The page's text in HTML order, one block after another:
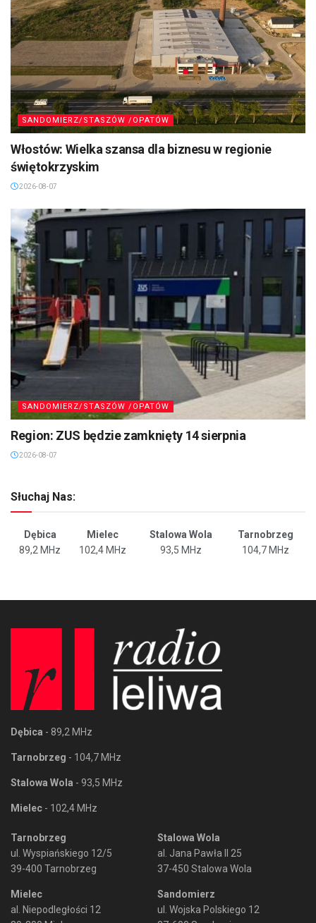
SANDOMIERZ/STASZÓW /OPATÓW
Włostów: Wielka szansa dla biznesu w regionie
świętokrzyskim
2026-08-07
SANDOMIERZ/STASZÓW /OPATÓW
Region: ZUS będzie zamknięty 14 sierpnia
2026-08-07
Słuchaj Nas:
Dębica Mielec Stalowa Wola
Tarnobrzeg
89,2 MHz
102,4 MHz 93,5 MHz 104,7 MHz
Dębica - 89,2 MHz
Tarnobrzeg - 104,7 MHz
Stalowa Wola - 93,5 MHz
Mielec - 102,4 MHz
Tarnobrzeg
ul. Wyspiańskiego 12/5
39-400 Tarnobrzeg
Mielec
al. Niepodległości 12
Stalowa Wola
al. Jana Pawła II 25
37-450 Stalowa Wola
Sandomierz
ul. Wojska Polskiego 12